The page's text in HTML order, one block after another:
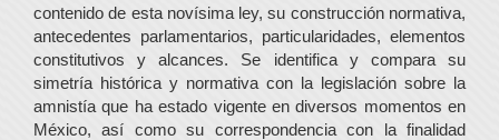
contenido de esta novísima ley, su construcción normativa,
antecedentes parlamentarios, particularidades, elementos
constitutivos y alcances. Se identifica y compara su
simetría histórica y normativa con la legislación sobre la
amnistía que ha estado vigente en diversos momentos en
México, así como su correspondencia con la finalidad